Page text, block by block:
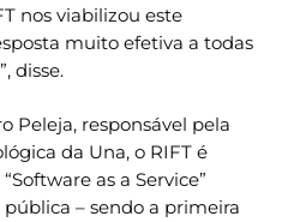
nos viabilizou este
muito efetiva a todas
disse.
Peleja, responsável pela
da Una, o RIFT é
as a Service”
– sendo a primeira